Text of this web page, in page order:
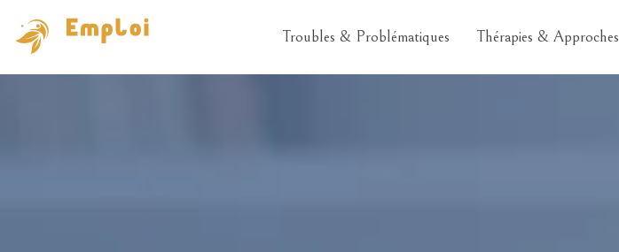
Troubles & Problématiques Thérapies & Approches